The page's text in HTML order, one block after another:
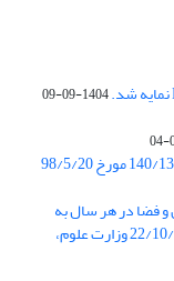
1404-09-09
زمین و فضا در هر سال به
زبان انگلیسی در جلسه کار گروه علوم پایه مورخ 22/10/92 وزارت علوم،